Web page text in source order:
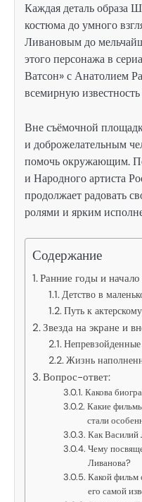
Каждая деталь образа
костюма до умного
Ливановым до
этого персонажа в
Ватсон» с Анатолием
всемирную
Вне съёмочной
и доброжелательным
помочь окружающим.
и Народного артиста
продолжает радовать
ролями и ярким
Содержание
Ранние годы и
Детство в
Путь к
Звезда на экране и
Жизнь
Вопрос-ответ:
Какова
Какие
стали
Как Василий
Чему
Ливанова?
Какой фильм
его самой